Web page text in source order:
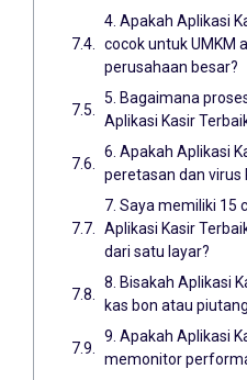
4. Apakah Aplikasi
cocok untuk UMKM
perusahaan besar?
5. Bagaimana
Aplikasi Kasir
6. Apakah Aplikasi
peretasan dan virus
7. Saya memiliki 15
Aplikasi Kasir
dari satu layar?
8. Bisakah Aplikasi
kas bon atau
9. Apakah Aplikasi
memonitor